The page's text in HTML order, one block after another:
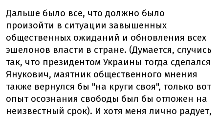
Дальше было все, что должно было
произойти в ситуации завышенных
общественных ожиданий и обновления всех
эшелонов власти в стране. (Думается, случись
так, что президентом Украины тогда сделался
Янукович, маятник общественного мнения
также вернулся бы "на круги своя", только вот
опыт осознания свободы был бы отложен на
неизвестный срок). И хотя меня лично радует,